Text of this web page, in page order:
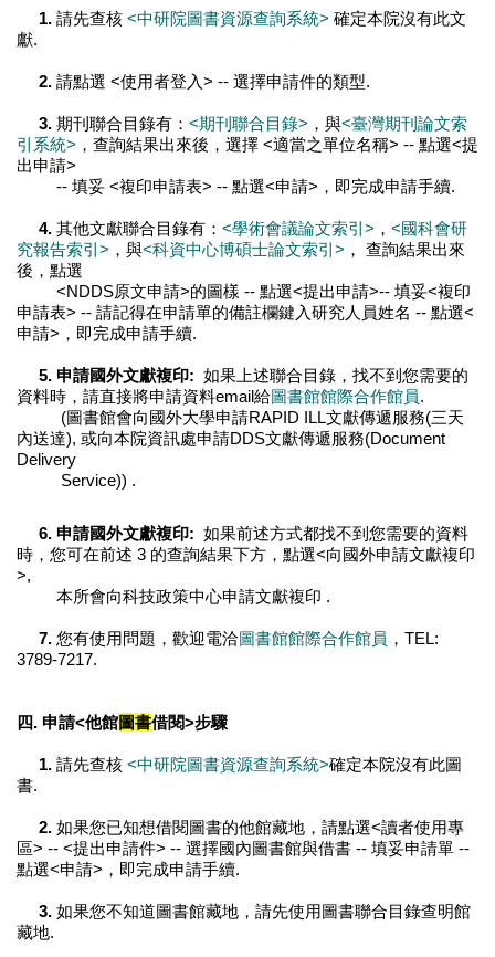
1. 請先查核 <中研院圖書資源查詢系統> 確定本院沒有此文
獻.
2. 請點選 <使用者登入> -- 選擇申請件的類型.
3. 期刊聯合目錄有： <期刊聯合目錄> ，與<臺灣期刊論文索
引系統> ，查詢結果出來後，選擇 <適當之單位名稱> -- 點選<提
出申請>
-- 填妥 <複印申請表> -- 點選<申請>，即完成申請手續.
4. 其他文獻聯合目錄有： <學術會議論文索引> ， <國科會研
究報告索引> ，與<科資中心博碩士論文索引> ， 查詢結果出來
後，點選
<NDDS原文申請>的圖樣 -- 點選<提出申請>-- 填妥<複印
申請表> -- 請記得在申請單的備註欄鍵入研究人員姓名 -- 點選<
申請>，即完成申請手續.
5. 申請國外文獻複印: 如果上述聯合目錄，找不到您需要的
資料時，請直接將申請資料email給圖書館館際合作館員.
(圖書館會向國外大學申請RAPID ILL文獻傳遞服務(三天
內送達), 或向本院資訊處申請DDS文獻傳遞服務(Document
Delivery
Service)) .
6. 申請國外文獻複印: 如果前述方式都找不到您需要的資料
時，您可在前述 3 的查詢結果下方，點選<向國外申請文獻複印
>,
本所會向科技政策中心申請文獻複印 .
7. 您有使用問題，歡迎電洽圖書館館際合作館員 ，TEL:
3789-7217.
四. 申請<他館圖書借閱>步驟
1. 請先查核 <中研院圖書資源查詢系統>確定本院沒有此圖
書.
2. 如果您已知想借閱圖書的他館藏地，請點選<讀者使用專
區> -- <提出申請件> -- 選擇國內圖書館與借書 -- 填妥申請單 --
點選<申請>，即完成申請手續.
3. 如果您不知道圖書館藏地，請先使用圖書聯合目錄查明館
藏地.